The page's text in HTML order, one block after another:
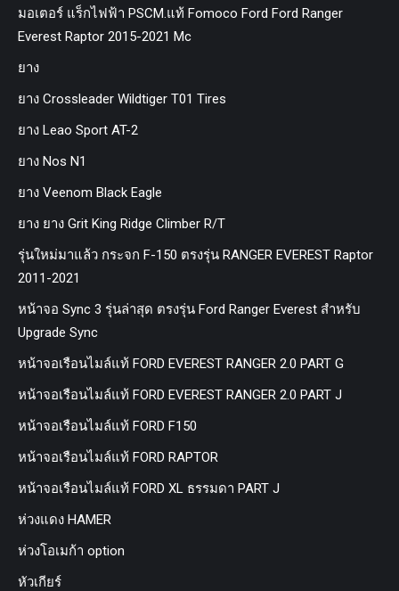
มอเตอร์ แร็กไฟฟ้า PSCM.แท้ Fomoco Ford Ford Ranger
Everest Raptor 2015-2021 Mc
ยาง
ยาง Crossleader Wildtiger T01 Tires
ยาง Leao Sport AT-2
ยาง Nos N1
ยาง Veenom Black Eagle
ยาง ยาง Grit King Ridge Climber R/T
รุ่นใหม่มาแล้ว กระจก F-150 ตรงรุ่น RANGER EVEREST Raptor
2011-2021
หน้าจอ Sync 3 รุ่นล่าสุด ตรงรุ่น Ford Ranger Everest สำหรับ
Upgrade Sync
หน้าจอเรือนไมล์แท้ FORD EVEREST RANGER 2.0 PART G
หน้าจอเรือนไมล์แท้ FORD EVEREST RANGER 2.0 PART J
หน้าจอเรือนไมล์แท้ FORD F150
หน้าจอเรือนไมล์แท้ FORD RAPTOR
หน้าจอเรือนไมล์แท้ FORD XL ธรรมดา PART J
ห่วงแดง HAMER
ห่วงโอเมก้า option
หัวเกียร์